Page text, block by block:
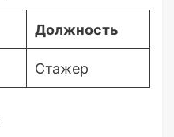
Должность
Стажер